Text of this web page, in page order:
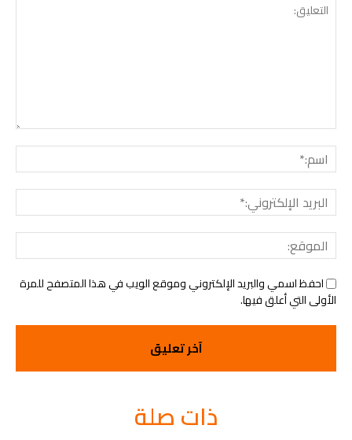
احفظ اسمي والبريد الإلكتروني وموقع الويب في هذا المتصفح للمرة
الأولى التي أعلق فيها.
ذات صلة